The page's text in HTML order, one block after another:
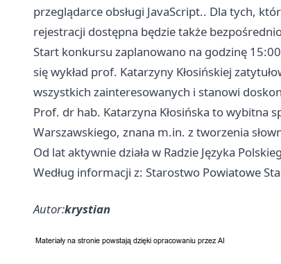
przeglądarce obsługi JavaScript.. Dla tych,
rejestracji dostępna będzie także
Start konkursu zaplanowano na godzinę
się wykład prof. Katarzyny Kłosińskiej
wszystkich zainteresowanych i stanowi
Prof. dr hab. Katarzyna Kłosińska to wybitna
Warszawskiego, znana m.in. z tworzenia
Od lat aktywnie działa w Radzie Języka
Według informacji z: Starostwo Powiatowe
Autor:krystian